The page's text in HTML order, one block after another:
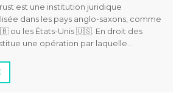
est une institution juridique
dans les pays anglo-saxons, comme
ou les États-Unis 🇺🇸. En droit des
une opération par laquelle…